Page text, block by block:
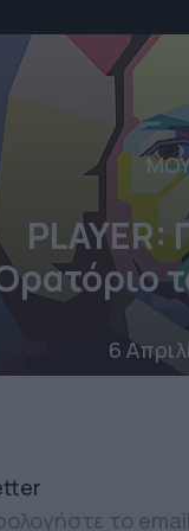
PLAYER:
6